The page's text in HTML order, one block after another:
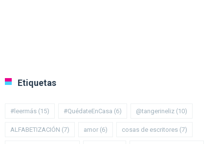
Etiquetas
#leermás (15) #QuédateEnCasa (6) @tangerineliz (10)
ALFABETIZACIÓN (7) amor (6) cosas de escritores (7)